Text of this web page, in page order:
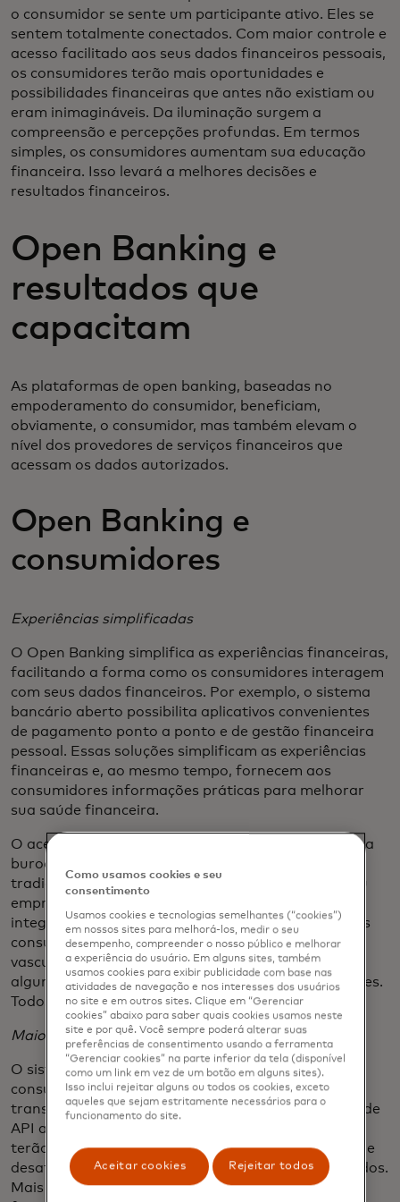
o consumidor se sente um participante ativo. Eles se
sentem totalmente conectados. Com maior controle e
acesso facilitado aos seus dados financeiros pessoais,
os consumidores terão mais oportunidades e
possibilidades financeiras que antes não existiam ou
eram inimagináveis. Da iluminação surgem a
compreensão e percepções profundas. Em termos
simples, os consumidores aumentam sua educação
financeira. Isso levará a melhores decisões e
resultados financeiros.
Open Banking e
resultados que
capacitam
As plataformas de open banking, baseadas no
empoderamento do consumidor, beneficiam,
obviamente, o consumidor, mas também elevam o
nível dos provedores de serviços financeiros que
acessam os dados autorizados.
Open Banking e
consumidores
Experiências simplificadas
O Open Banking simplifica as experiências financeiras,
facilitando a forma como os consumidores interagem
com seus dados financeiros. Por exemplo, o sistema
bancário aberto possibilita aplicativos convenientes
de pagamento ponto a ponto e de gestão financeira
pessoal. Essas soluções simplificam as experiências
financeiras e, ao mesmo tempo, fornecem aos
consumidores informações práticas para melhorar
sua saúde financeira.
O acesso aos dados do consumidor também reduz a
burocracia e a troca de documentos dos processos
tradicionais de abertura de contas, pagamentos ou
empréstimos, além de fornecer soluções que se
integram perfeitamente ao estilo de vida digital dos
consumidores. O que antes levava muito tempo
vasculhando arquivos antigos, agora leva apenas
alguns minutos e um processo de permissões simples.
Todos economizam tempo e paciência.
Maior transparência e segurança
O sistema bancário aberto empodera os
consumidores, proporcionando maior segurança e
transparência. Graças ao surgimento de conexões de
API abertas, confiáveis e seguras, os consumidores
terão acesso a painéis onde poderão revisar, ativar e
desativar as conexões de compartilhamento de dados.
Mais transparência significa que os consumidores
Como usamos cookies e seu
consentimento
Usamos cookies e tecnologias semelhantes (“cookies”)
em nossos sites para melhorá-los, medir o seu
desempenho, compreender o nosso público e melhorar
a experiência do usuário. Em alguns sites, também
usamos cookies para exibir publicidade com base nas
atividades de navegação e nos interesses dos usuários
no site e em outros sites. Clique em “Gerenciar
cookies” abaixo para saber quais cookies usamos neste
site e por quê. Você sempre poderá alterar suas
preferências de consentimento usando a ferramenta
“Gerenciar cookies” na parte inferior da tela (disponível
como um link em vez de um botão em alguns sites).
Isso inclui rejeitar alguns ou todos os cookies, exceto
aqueles que sejam estritamente necessários para o
funcionamento do site.
Aceitar cookies Rejeitar todos